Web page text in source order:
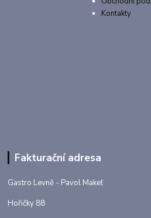
Kontakty
Fakturační adresa
Gastro Levně - Pavol Makeľ
Hořičky 88